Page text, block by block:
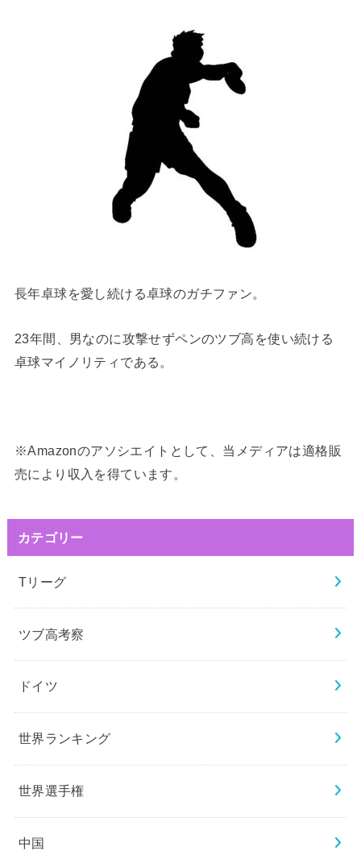
長年卓球を愛し続ける卓球のガチファン。
23年間、男なのに攻撃せずペンのツブ高を使い続ける
卓球マイノリティである。
※Amazonのアソシエイトとして、当メディアは適格販
売により収入を得ています。
カテゴリー
Tリーグ
ツブ高考察
ドイツ
世界ランキング
世界選手権
中国